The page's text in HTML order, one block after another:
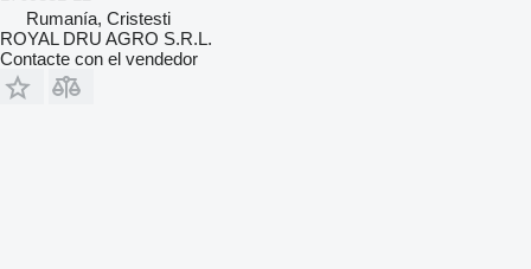
Rumanía, Cristesti
ROYAL DRU AGRO S.R.L.
Contacte con el vendedor